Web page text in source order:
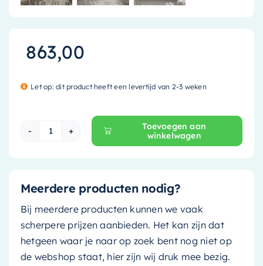
863,00
Let op: dit product heeft een levertijd van 2-3 weken
Mondiaz Spiegelkast Cubb - 150cm - linen
Toevoegen aan
winkelwagen
Meerdere producten nodig?
Bij meerdere producten kunnen we vaak
scherpere prijzen aanbieden. Het kan zijn dat
hetgeen waar je naar op zoek bent nog niet op
de webshop staat, hier zijn wij druk mee bezig.